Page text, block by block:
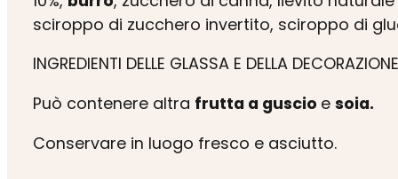
sciroppo di zucchero invertito, sciroppo di
INGREDIENTI DELLE GLASSA E DELLA
Può contenere altra frutta a guscio esoia.
Conservare in luogo fresco e asciutto.